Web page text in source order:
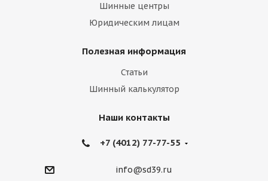
Шинные центры
Юридическим лицам
Полезная информация
Статьи
Шинный калькулятор
Наши контакты
+7 (4012) 77-77-55
info@sd39.ru